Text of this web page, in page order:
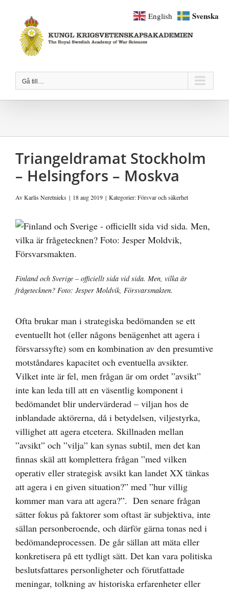
innehållet
Gå till…
Triangeldramat Stockholm
– Helsingfors – Moskva
AvKarlis Neretnieks | 18 aug 2019 | Kategorier:Försvar och säkerhet
Visa
större
bild
Finland och Sverige – officiellt sida vid sida. Men, vilka är
frågetecknen? Foto: Jesper Moldvik, Försvarsmakten.
Ofta brukar man i strategiska bedömanden se ett
eventuellt hot (eller någons benägenhet att agera i
försvarssyfte) som en kombination av den presumtive
motståndares kapacitet och eventuella avsikter.
Vilket inte är fel, men frågan är om ordet ”avsikt”
inte kan leda till att en väsentlig komponent i
bedömandet blir undervärderad – viljan hos de
inblandade aktörerna, då i betydelsen, viljestyrka,
villighet att agera etcetera. Skillnaden mellan
”avsikt” och ”vilja” kan synas subtil, men det kan
finnas skäl att komplettera frågan ”med vilken
operativ eller strategisk avsikt kan landet XX tänkas
att agera i en given situation?” med ”hur villig
kommer man vara att agera?”. Den senare frågan
sätter fokus på faktorer som oftast är subjektiva, inte
sällan personberoende, och därför gärna tonas ned i
bedömandeprocessen. De går sällan att mäta eller
konkretisera på ett tydligt sätt. Det kan vara politiska
beslutsfattares personligheter och förutfattade
meningar, tolkning av historiska erfarenheter eller
English Svenska